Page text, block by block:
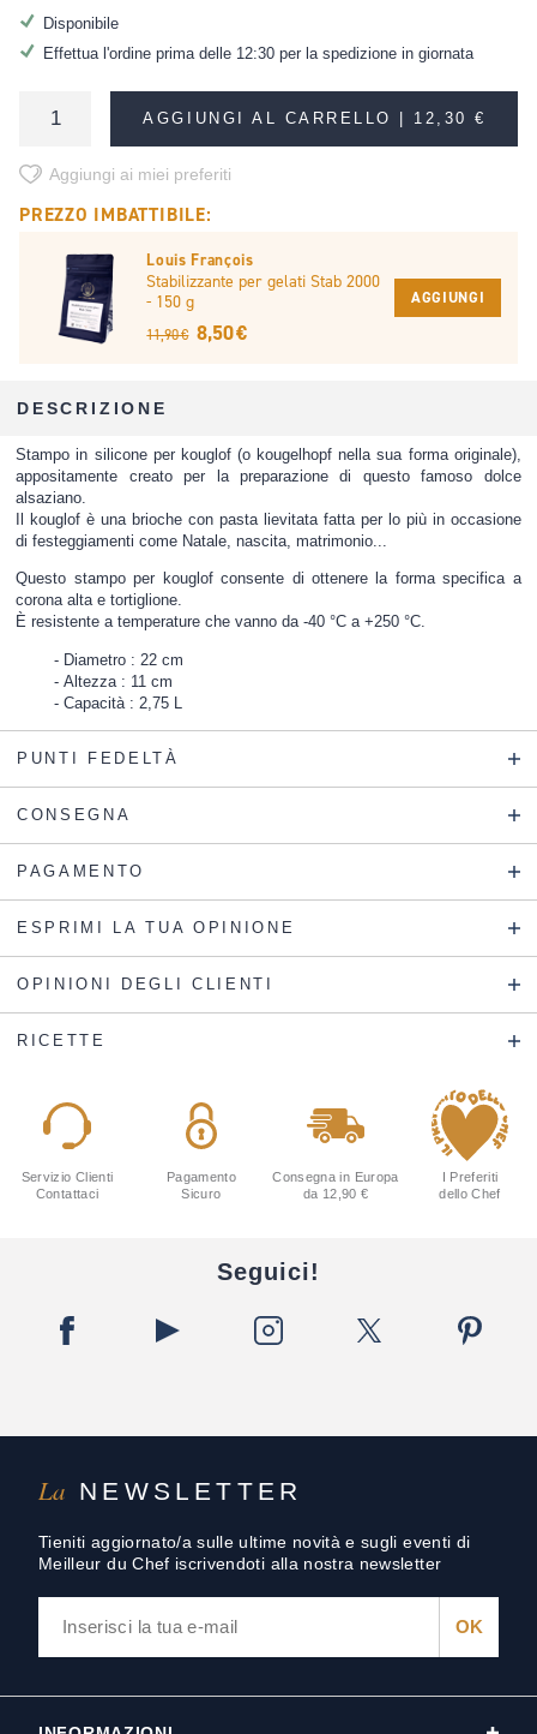
Disponibile
Effettua l'ordine prima delle 12:30 per la spedizione in giornata
AGGIUNGI AL CARRELLO | 12,30 €
Aggiungi ai miei preferiti
PREZZO IMBATTIBILE:
Louis François
Stabilizzante per gelati Stab 2000
- 150 g
11,90 € 8,50 €
AGGIUNGI
DESCRIZIONE
Stampo in silicone per kouglof (o kougelhopf nella sua forma originale),
appositamente creato per la preparazione di questo famoso dolce
alsaziano.
Il kouglof è una brioche con pasta lievitata fatta per lo più in occasione
di festeggiamenti come Natale, nascita, matrimonio...
Questo stampo per kouglof consente di ottenere la forma specifica a
corona alta e tortiglione.
È resistente a temperature che vanno da -40 °C a +250 °C.
Diametro : 22 cm
Altezza : 11 cm
Capacità : 2,75 L
PUNTI FEDELTÀ
CONSEGNA
PAGAMENTO
ESPRIMI LA TUA OPINIONE
OPINIONI DEGLI CLIENTI
RICETTE
La NEWSLETTER
Tieniti aggiornato/a sulle ultime novità e sugli eventi di
Meilleur du Chef iscrivendoti alla nostra newsletter
Servizio Clienti
Contattaci
Pagamento
Sicuro
Consegna in Europa
da 12,90 €
I Preferiti
dello Chef
Seguici!